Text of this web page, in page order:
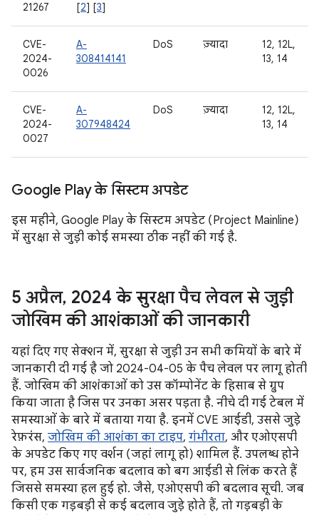
21267
[2] [3]
CVE-
2024-
0026
A-
308414141
DoS ज़्यादा
12, 12L,
13, 14
CVE-
2024-
0027
A-
307948424
DoS ज़्यादा
12, 12L,
13, 14
Google Play के सिस्टम अपडेट
इस महीने, Google Play के सिस्टम अपडेट (Project Mainline)
में सुरक्षा से जुड़ी कोई समस्या ठीक नहीं की गई है.
5 अप्रैल, 2024 के सुरक्षा पैच लेवल से जुड़ी
जोखिम की आशंकाओं की जानकारी
यहां दिए गए सेक्शन में, सुरक्षा से जुड़ी उन सभी कमियों के बारे में
जानकारी दी गई है जो 2024-04-05 के पैच लेवल पर लागू होती
हैं. जोखिम की आशंकाओं को उस कॉम्पोनेंट के हिसाब से ग्रुप
किया जाता है जिस पर उनका असर पड़ता है. नीचे दी गई टेबल में
समस्याओं के बारे में बताया गया है. इनमें CVE आईडी, उससे जुड़े
रेफ़रंस, जोखिम की आशंका का टाइप, गंभीरता, और एओएसपी
के अपडेट किए गए वर्शन (जहां लागू हो) शामिल हैं. उपलब्ध होने
पर, हम उस सार्वजनिक बदलाव को बग आईडी से लिंक करते हैं
जिससे समस्या हल हुई हो. जैसे, एओएसपी की बदलाव सूची. जब
किसी एक गड़बड़ी से कई बदलाव जुड़े होते हैं, तो गड़बड़ी के